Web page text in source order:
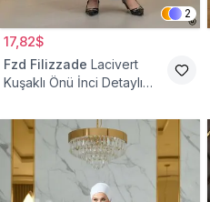
2
17,82$
Fzd Filizzade Lacivert
Kuşaklı Önü İnci Detaylı